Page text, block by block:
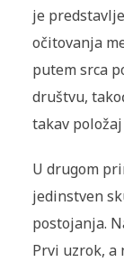
je
očitovanja
putem srca
društvu,
takav
U drugom
jedinstven
postojanja.
Prvi uzrok,